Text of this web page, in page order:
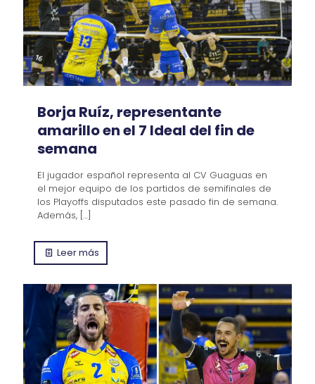
Borja Ruíz, representante
amarillo en el 7 Ideal del fin de
semana
El jugador español representa al CV Guaguas en
el mejor equipo de los partidos de semifinales de
los Playoffs disputados este pasado fin de semana.
Además, […]
Leer más